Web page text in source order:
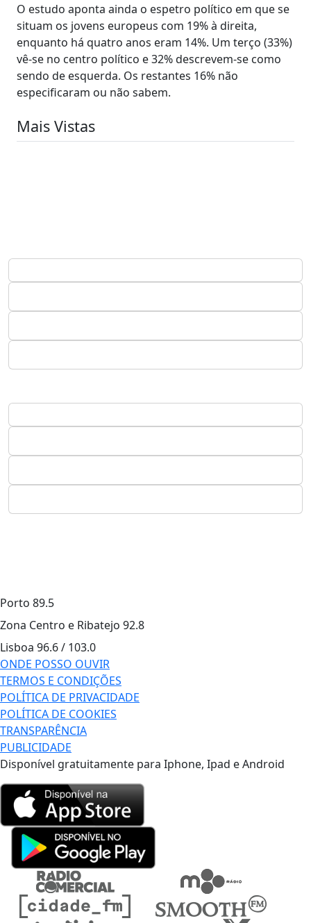
O estudo aponta ainda o espetro político em que se
situam os jovens europeus com 19% à direita,
enquanto há quatro anos eram 14%. Um terço (33%)
vê-se no centro político e 32% descrevem-se como
sendo de esquerda. Os restantes 16% não
especificaram ou não sabem.
Mais Vistas
Porto 89.5
Zona Centro e Ribatejo 92.8
Lisboa 96.6 / 103.0
ONDE POSSO OUVIR
TERMOS E CONDIÇÕES
POLÍTICA DE PRIVACIDADE
POLÍTICA DE COOKIES
TRANSPARÊNCIA
PUBLICIDADE
Disponível gratuitamente para Iphone, Ipad e Android